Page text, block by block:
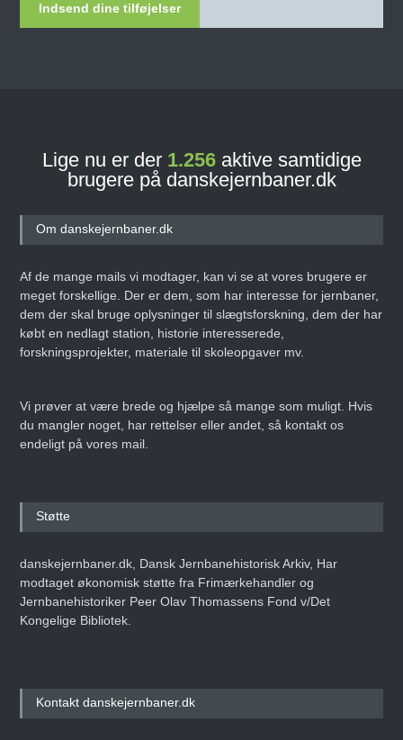
Indsend dine tilføjelser
Lige nu er der 1.256aktive samtidige
brugere på danskejernbaner.dk
Om danskejernbaner.dk
Af de mange mails vi modtager, kan vi se at vores brugere er
meget forskellige. Der er dem, som har interesse for jernbaner,
dem der skal bruge oplysninger til slægtsforskning, dem der har
købt en nedlagt station, historie interesserede,
forskningsprojekter, materiale til skoleopgaver mv.
Vi prøver at være brede og hjælpe så mange som muligt. Hvis
du mangler noget, har rettelser eller andet, så kontakt os
endeligt på vores mail.
Støtte
danskejernbaner.dk, Dansk Jernbanehistorisk Arkiv, Har
modtaget økonomisk støtte fra Frimærkehandler og
Jernbanehistoriker Peer Olav Thomassens Fond v/Det
Kongelige Bibliotek.
Kontakt danskejernbaner.dk